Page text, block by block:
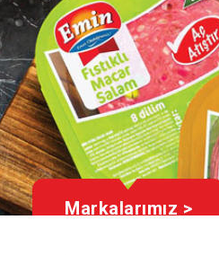
Markalarımız >